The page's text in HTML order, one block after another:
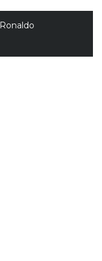
Ronaldo